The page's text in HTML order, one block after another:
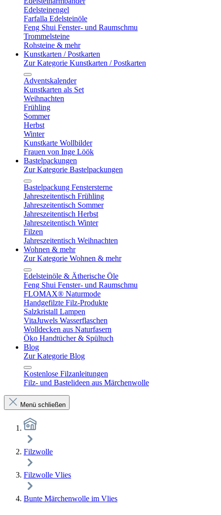
Edelsteinengel
Farfalla Edelsteinöle
Feng Shui Fenster- und Raumschmu
Trommelsteine
Rohsteine & mehr
Kunstkarten / Postkarten
Zur Kategorie Kunstkarten / Postkarten
Adventskalender
Kunstkarten als Set
Weihnachten
Frühling
Sommer
Herbst
Winter
Kunstkarte Wollbilder
Frauen von Inge Löök
Bastelpackungen
Zur Kategorie Bastelpackungen
Bastelpackung Fenstersterne
Jahreszeitentisch Frühling
Jahreszeitentisch Sommer
Jahreszeitentisch Herbst
Jahreszeitentisch Winter
Filzen
Jahreszeitentisch Weihnachten
Wohnen & mehr
Zur Kategorie Wohnen & mehr
Edelsteinöle & Ätherische Öle
Feng Shui Fenster- und Raumschmu
FLOMAX® Naturmode
Handgefilzte Filz-Produkte
Salzkristall Lampen
VitaJuwels Wasserflaschen
Wolldecken aus Naturfasern
Öko Handtücher & Spültuch
Blog
Zur Kategorie Blog
Kostenlose Filzanleitungen
Filz- und Bastelideen aus Märchenwolle
Menü schließen
Filzwolle
Filzwolle Vlies
Bunte Märchenwolle im Vlies